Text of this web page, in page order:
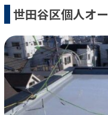
世田谷区個人オ